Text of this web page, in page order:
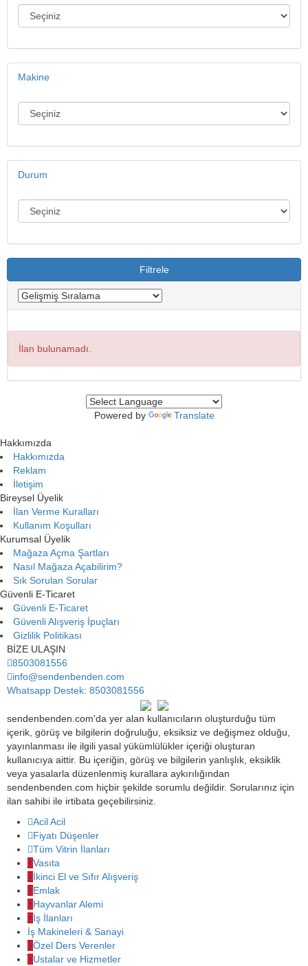
Makine
Durum
Filtrele
İlan bulunamadı.
Powered by Translate
Hakkımızda
Hakkımızda
Reklam
İletişim
Bireysel Üyelik
İlan Verme Kuralları
Kullanım Koşulları
Kurumsal Üyelik
Mağaza Açma Şartları
Nasıl Mağaza Açabilirim?
Sık Sorulan Sorular
Güvenli E-Ticaret
Güvenli E-Ticaret
Güvenli Alışveriş İpuçları
Gizlilik Politikası
BİZE ULAŞIN
8503081556
info@sendenbenden.com
Whatsapp Destek: 8503081556
sendenbenden.com'da yer alan kullanıcıların oluşturduğu tüm
içerik, görüş ve bilgilerin doğruluğu, eksiksiz ve değişmez olduğu,
yayınlanması ile ilgili yasal yükümlülükler içeriği oluşturan
kullanıcıya aittir. Bu içeriğin, görüş ve bilgilerin yanlışlık, eksiklik
veya yasalarla düzenlenmiş kurallara aykırılığından
sendenbenden.com hiçbir şekilde sorumlu değildir. Sorularınız için
ilan sahibi ile irtibata geçebilirsiniz.
Acil Acil
Fiyatı Düşenler
Tüm Vitrin İlanları
Vasıta
İkinci El ve Sıfır Alışveriş
Emlak
Hayvanlar Alemi
İş İlanları
İş Makineleri & Sanayi
Özel Ders Verenler
Ustalar ve Hizmetler